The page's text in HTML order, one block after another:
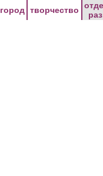
город творчество